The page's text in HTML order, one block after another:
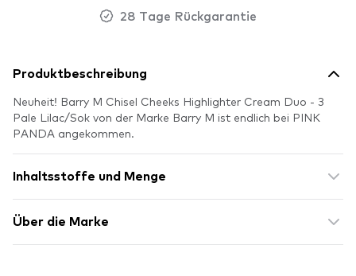
28 Tage Rückgarantie
Produktbeschreibung
Neuheit! Barry M Chisel Cheeks Highlighter Cream Duo - 3
Pale Lilac/Sok von der Marke Barry M ist endlich bei PINK
PANDA angekommen.
Inhaltsstoffe und Menge
Über die Marke